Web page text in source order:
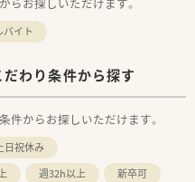
バイト
わり条件から探す
件からお探しいただけます。
日祝休み
週32h以上
新卒可